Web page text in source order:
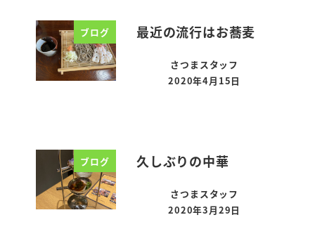
ブログ 最近の流行はお蕎麦
さつまスタッフ
投稿日
2020年4月15日
ブログ 久しぶりの中華
さつまスタッフ
投稿日
2020年3月29日